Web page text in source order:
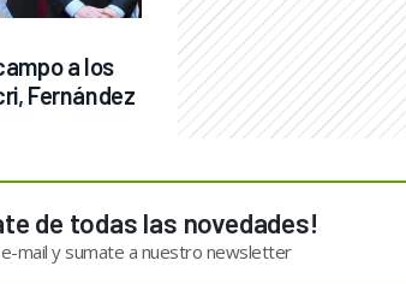
a los
Fernández
de todas las novedades!
mail y sumate a nuestro newsletter